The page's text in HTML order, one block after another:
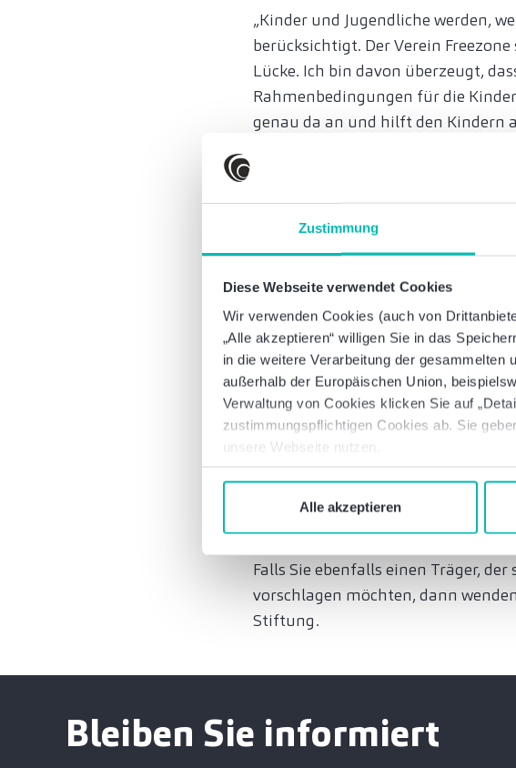
Zustimmung
Diese Webseite verwendet Cookies
Wir verwenden Cookies (auch von
„Alle akzeptieren“ willigen Sie in das
in die weitere Verarbeitung der gesammelten
außerhalb der Europäischen Union,
Verwaltung von Cookies klicken Sie auf
zustimmungspflichtigen Cookies ab. Sie
unsere Webseite nutzen.
Alle akzeptieren
„Kinder und Jugendliche werden,
berücksichtigt. Der Verein
Lücke. Ich bin davon überzeugt,
Rahmenbedingungen für die
genau da an und hilft den Kindern
wohlfühlen können. Oberste
soziales Jahr oder eine
Gleichzeitig wenden sich die
Problemlagen abseits des
Christopher Siebler, der die
sich über die Förderentscheidung
Jugendlichen, die oft
Teufelskreis aus traumatischen
bemerkenswerten Angebot.“
Mehr über die Arbeit des Trägers
Falls Sie ebenfalls einen Träger,
vorschlagen möchten, dann
Stiftung.
Bleiben Sie informiert